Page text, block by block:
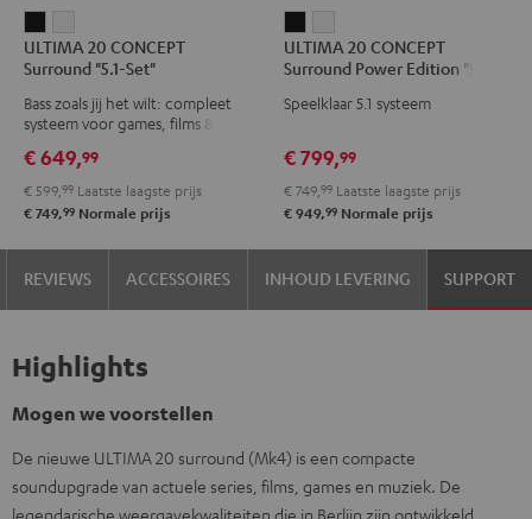
20
CONCEPT
Surround
Set"
Zwart
20
CONCEPT
Surround
Set"
Wit
ULTIMA 20 CONCEPT
Surround "5.1-Set"
Bass zoals jij het wilt: compleet
systeem voor games, films &
€ 649,99
€ 599, 99 Laatste laagste prijs
€ 749,99 Normale prijs
20
CONCEPT
Surround
Edition
"5.1-
Set"
Zwart
20
CONCEPT
Surround
Edition
"5.1-
Set"
Wit
ULTIMA 20 CONCEPT
Surround Power Edition "5.1-
Speelklaar 5.1 systeem
€ 799,99
€ 749, 99 Laatste laagste prijs
€ 949,99 Normale prijs
REVIEWS ACCESSOIRES INHOUD LEVERING SUPPORT
Highlights
Mogen we voorstellen
De nieuwe ULTIMA 20 surround (Mk4) is een compacte
soundupgrade van actuele series, films, games en muziek. De
legendarische weergavekwaliteiten die in Berlijn zijn ontwikkeld,